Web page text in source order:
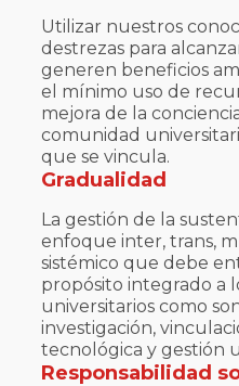
Utilizar nuestros
destrezas para
generen beneficios
el mínimo uso de
mejora de la
comunidad
que se vincula.
Gradualidad
La gestión de la
enfoque inter, trans,
sistémico que debe
propósito integrado a
universitarios como
investigación,
tecnológica y gestión
Responsabilidad